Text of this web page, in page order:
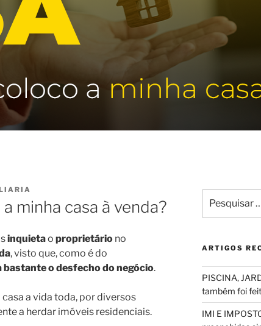
minha casa à venda?
inquietao proprietário no
, visto que, como é do
bastante o desfecho do negócio.
a vida toda, por diversos
a herdar imóveis residenciais.
por:
ARTIGOS
PISCINA,
também foi
IMI E